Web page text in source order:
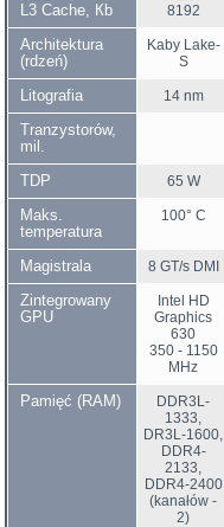
L3 Cache, Кb 8192
Architektura
(rdzeń)
Kaby Lake-
S
Litografia 14 nm
Tranzystorów,
mil.
TDP
65 W
Maks.
temperatura
100° C
Magistrala 8 GT/s DMI
Zintegrowany
GPU
Intel HD
Graphics
630
350 - 1150
MHz
Pamięć (RAM)
DDR3L-
1333,
DR3L-1600,
DDR4-
2133,
DDR4-2400
(kanałów -
2)